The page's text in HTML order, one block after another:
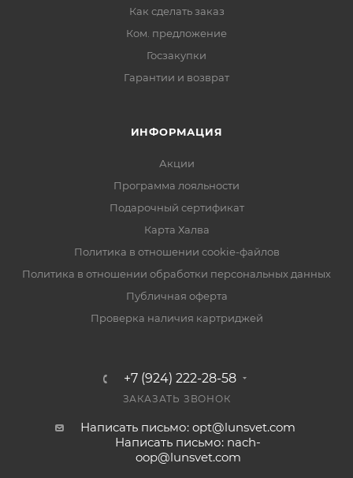
Как сделать заказ
Ком. предложение
Госзакупки
Гарантии и возврат
ИНФОРМАЦИЯ
Акции
Программа лояльности
Подарочный сертификат
Карта Халва
Политика в отношении cookie-файлов
Политика в отношении обработки персональных данных
Публичная оферта
Проверка наличия картриджей
+7 (924) 222-28-58
ЗАКАЗАТЬ ЗВОНОК
Написать письмо: opt@lunsvet.com
Написать письмо: nach-
oop@lunsvet.com